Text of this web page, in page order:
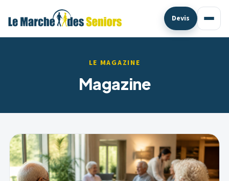
Devis
LE MAGAZINE
Magazine